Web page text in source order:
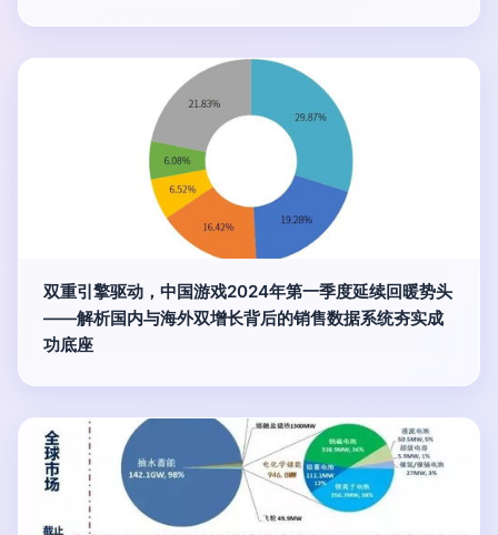
双重引擎驱动，中国游戏2024年第一季度延续回暖势头
——解析国内与海外双增长背后的销售数据系统夯实成
功底座